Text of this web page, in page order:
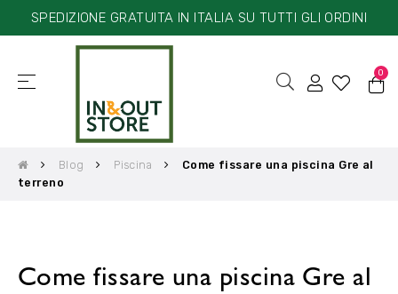
SPEDIZIONE GRATUITA IN ITALIA SU TUTTI GLI ORDINI
navigazione
☰ 0
Blog Piscina
Come fissare una piscina Gre al
terreno
Come fissare una piscina Gre al